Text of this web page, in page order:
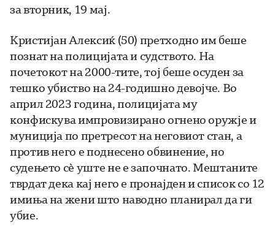
за вторник, 19 мај.
Кристијан Алексиќ (50) претходно им беше
познат на полицијата и судството. На
почетокот на 2000-тите, тој беше осуден за
тешко убиство на 24-годишно девојче. Во
април 2023 година, полицијата му
конфискува импровизирано огнено оружје и
муниција по претресот на неговиот стан, а
против него е поднесено обвинение, но
судењето сè уште не е започнато. Мештаните
тврдат дека кај него е пронајден и список со 12
имиња на жени што наводно планирал да ги
убие.